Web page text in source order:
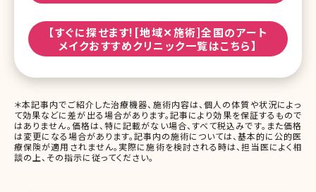
【すぐに探せます![地域✕施術]全国のアート
メイクおすすめクリニック一覧はこちら】
＊本記事内でご紹介した治療機器、施術内容は、個人の体質や状況によっ
て効果などに差が出る場合があります。記事により効果を保証するもので
はありません。価格は、特に記載がない場合、すべて税込みです。また価格
は変更になる場合があります。記事内の施術については、基本的に公的医
療保険が適用されません。実際に施術を検討される時は、担当医によく相
談の上、その指示に従ってください。